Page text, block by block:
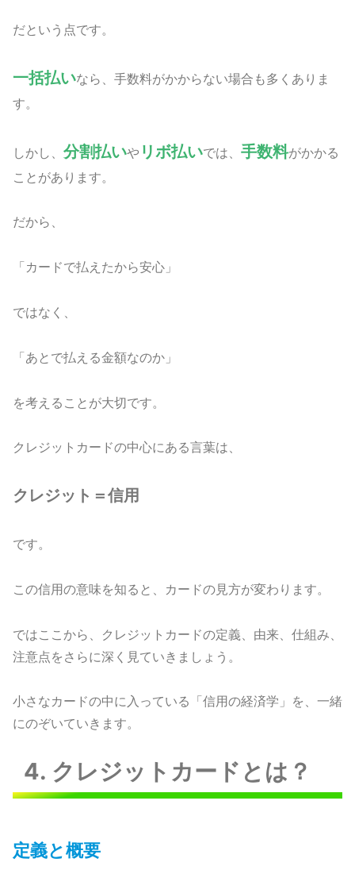
だという点です。
一括払いなら、手数料がかからない場合も多くありま
す。
しかし、 分割払いや リボ払いでは、 手数料がかかる
ことがあります。
だから、
「カードで払えたから安心」
ではなく、
「あとで払える金額なのか」
を考えることが大切です。
クレジットカードの中心にある言葉は、
クレジット＝信用
です。
この信用の意味を知ると、カードの見方が変わります。
ではここから、クレジットカードの定義、由来、仕組み、
注意点をさらに深く見ていきましょう。
小さなカードの中に入っている「信用の経済学」を、一緒
にのぞいていきます。
4. クレジットカードとは？
定義と概要